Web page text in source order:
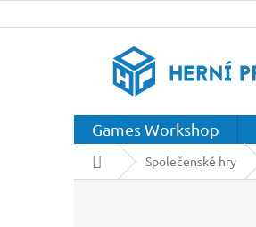
na
Games Workshop
Domů Společenské hry